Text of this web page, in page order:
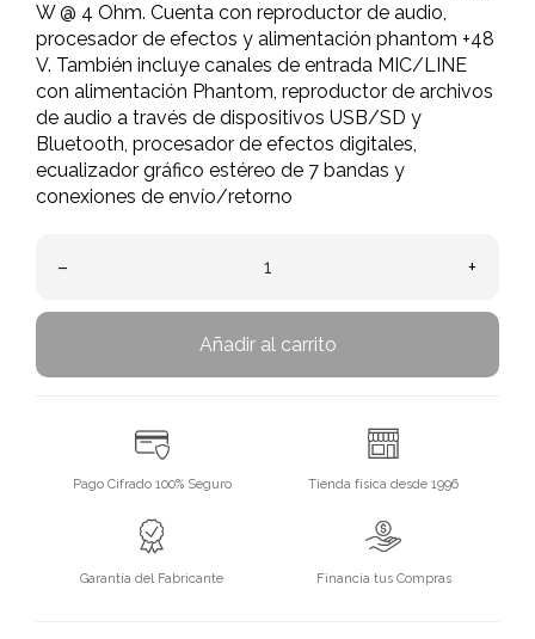
W @ 4 Ohm. Cuenta con reproductor de audio,
procesador de efectos y alimentación phantom +48
V. También incluye canales de entrada MIC/LINE
con alimentación Phantom, reproductor de archivos
de audio a través de dispositivos USB/SD y
Bluetooth, procesador de efectos digitales,
ecualizador gráfico estéreo de 7 bandas y
conexiones de envío/retorno
– +
Añadir al carrito
Pago Cifrado 100% Seguro Tienda física desde 1996
Garantía del Fabricante Financia tus Compras